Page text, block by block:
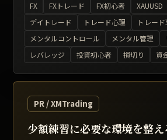
FX FXトレード FX初心者 XAUUSD
デイトレード
トレード心理 トレー
メンタルコントロール
メンタル管理
レバレッジ
投資初心者 損切り 資
PR / XMTrading
少額練習に必要な環境を整え